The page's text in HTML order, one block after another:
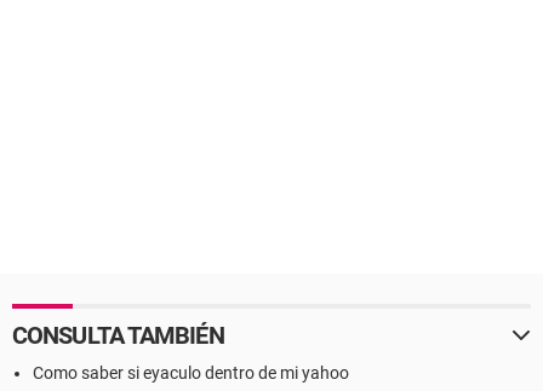
CONSULTA TAMBIÉN
Como saber si eyaculo dentro de mi yahoo